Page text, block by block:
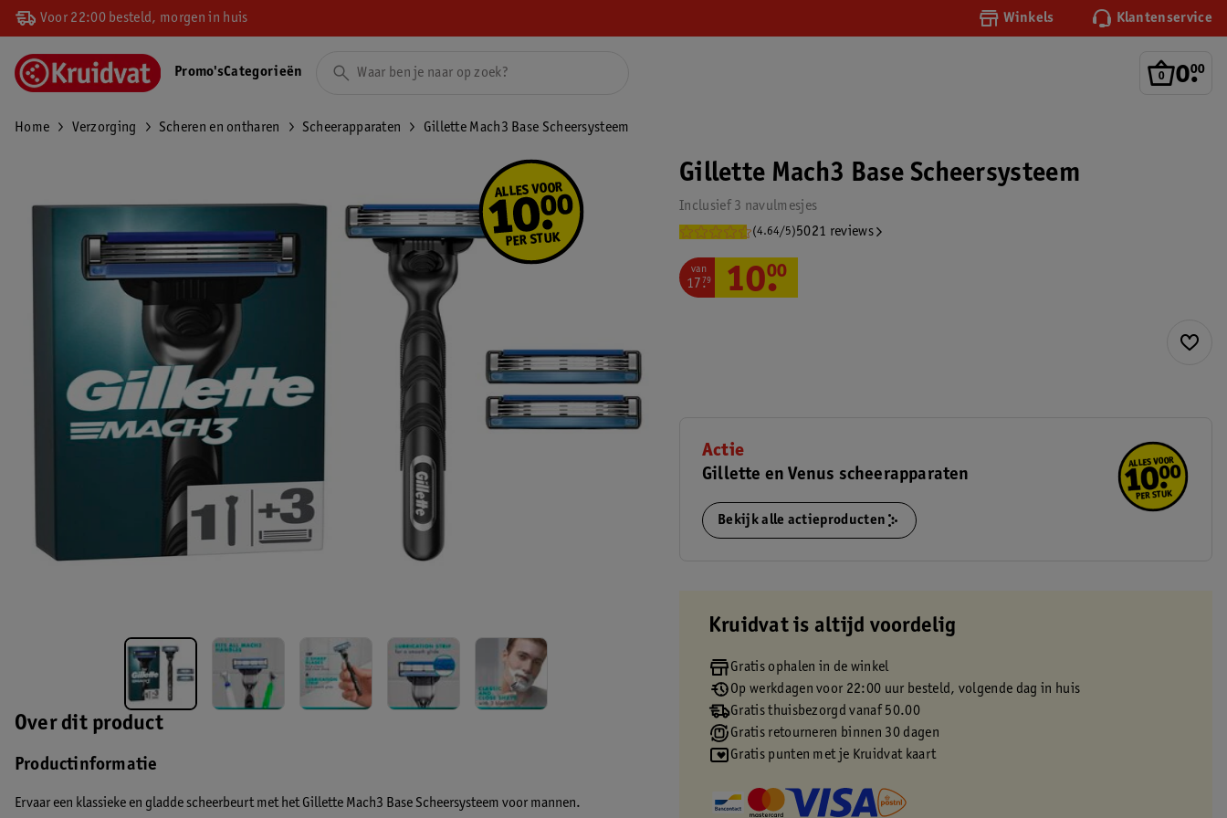
Voor 22:00 besteld, morgen in huis Winkels Klantenservice
0.
00
Promo'sCategorieën
Home Verzorging Scheren en ontharen Scheerapparaten Gillette Mach3 Base Scheersysteem
Over dit product
Productinformatie
Ervaar een klassieke en gladde scheerbeurt met het Gillette Mach3 Base Scheersysteem voor mannen.
Gillette Mach3 Base Scheersysteem
Inclusief 3 navulmesjes
(4.64/5)5021 reviews
van
17.79 10.
00
Actie
Gillette en Venus scheerapparaten
Bekijk alle actieproducten
Kruidvat is altijd voordelig
Gratis ophalen in de winkel
Op werkdagen voor 22:00 uur besteld, volgende dag in huis
Gratis thuisbezorgd vanaf 50.00
Gratis retourneren binnen 30 dagen
Gratis punten met je Kruidvat kaart